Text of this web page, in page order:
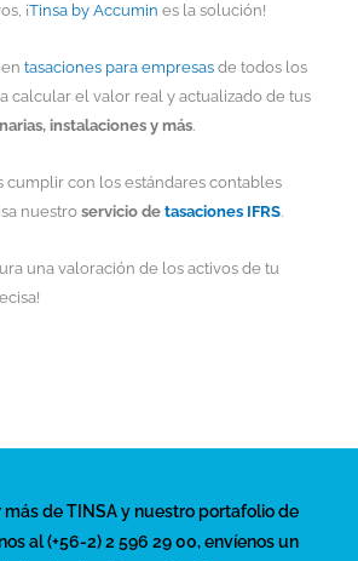
¡Tinsa by Accumin es la solución!
tasaciones para empresas de todos los
calcular el valor real y actualizado de tus
instalaciones y más.
cumplir con los estándares contables
nuestro servicio de tasaciones IFRS
una valoración de los activos de tu
más de TINSA y nuestro portafolio de
al (+56-2) 2 596 29 00, envíenos un